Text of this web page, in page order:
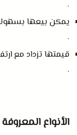
.
يمكن بيعها
.
قيمتها تزداد مع
.
الأنواع